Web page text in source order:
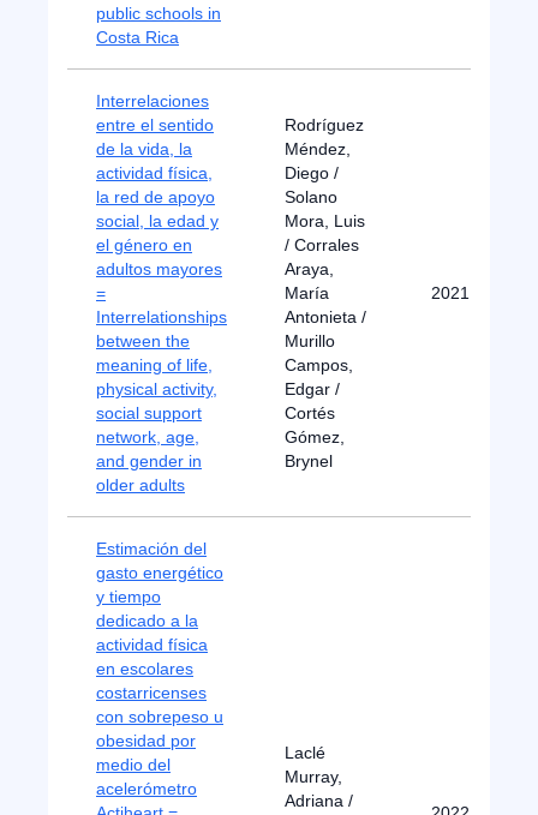
public schools in
Costa Rica
Interrelaciones
entre el sentido
de la vida, la
actividad física,
la red de apoyo
social, la edad y
el género en
adultos mayores
=
Interrelationships
between the
meaning of life,
physical activity,
social support
network, age,
and gender in
older adults
Rodríguez
Méndez,
Diego /
Solano
Mora, Luis
/ Corrales
Araya,
María
Antonieta /
Murillo
Campos,
Edgar /
Cortés
Gómez,
Brynel
2021
Estimación del
gasto energético
y tiempo
dedicado a la
actividad física
en escolares
costarricenses
con sobrepeso u
obesidad por
medio del
acelerómetro
Laclé
Murray,
Adriana /